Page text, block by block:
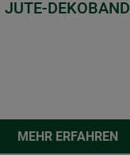
JUTE-DEKOBAND
MEHR ERFAHREN